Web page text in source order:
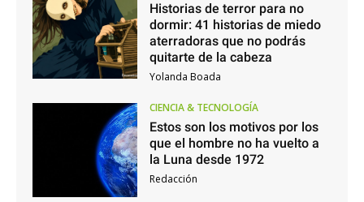
Historias de terror para no
dormir: 41 historias de miedo
aterradoras que no podrás
quitarte de la cabeza
Yolanda Boada
CIENCIA & TECNOLOGÍA
Estos son los motivos por los
que el hombre no ha vuelto a
la Luna desde 1972
Redacción